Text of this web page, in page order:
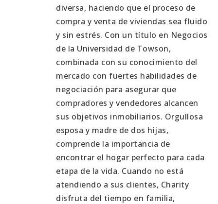
diversa, haciendo que el proceso de
compra y venta de viviendas sea fluido
y sin estrés. Con un título en Negocios
de la Universidad de Towson,
combinada con su conocimiento del
mercado con fuertes habilidades de
negociación para asegurar que
compradores y vendedores alcancen
sus objetivos inmobiliarios. Orgullosa
esposa y madre de dos hijas,
comprende la importancia de
encontrar el hogar perfecto para cada
etapa de la vida. Cuando no está
atendiendo a sus clientes, Charity
disfruta del tiempo en familia,